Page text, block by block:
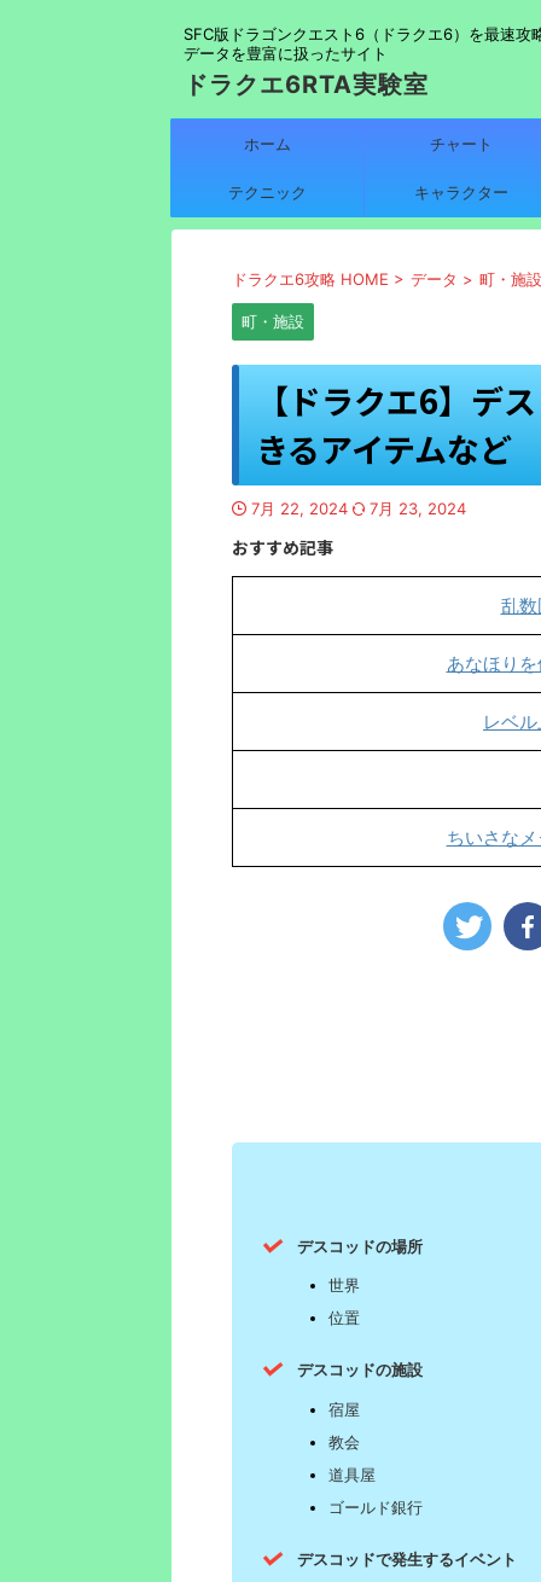
SFC版ドラゴンクエスト6（ドラクエ6）を最速攻
データを豊富に扱ったサイト
ドラクエ6RTA実験室
ホーム チャート
テクニック キャラクター
ドラクエ6攻略 HOME > データ > 町・施設
町・施設
【ドラクエ6】デ
きるアイテムなど
7月 22, 2024 7月 23, 2024
おすすめ記事
乱
あなほり
レベ
ちいさな
デスコッドの場所
世界
位置
デスコッドの施設
宿屋
教会
道具屋
ゴールド銀行
デスコッドで発生するイベント